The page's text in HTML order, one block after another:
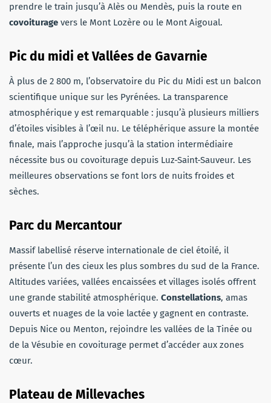
prendre le train jusqu’à Alès ou Mendès, puis la route en
covoiturage vers le Mont Lozère ou le Mont Aigoual.
Pic du midi et Vallées de Gavarnie
À plus de 2 800 m, l’observatoire du Pic du Midi est un balcon
scientifique unique sur les Pyrénées. La transparence
atmosphérique y est remarquable : jusqu’à plusieurs milliers
d’étoiles visibles à l’œil nu. Le téléphérique assure la montée
finale, mais l’approche jusqu’à la station intermédiaire
nécessite bus ou covoiturage depuis Luz-Saint-Sauveur. Les
meilleures observations se font lors de nuits froides et
sèches.
Parc du Mercantour
Massif labellisé réserve internationale de ciel étoilé, il
présente l’un des cieux les plus sombres du sud de la France.
Altitudes variées, vallées encaissées et villages isolés offrent
une grande stabilité atmosphérique. Constellations, amas
ouverts et nuages de la voie lactée y gagnent en contraste.
Depuis Nice ou Menton, rejoindre les vallées de la Tinée ou
de la Vésubie en covoiturage permet d’accéder aux zones
cœur.
Plateau de Millevaches